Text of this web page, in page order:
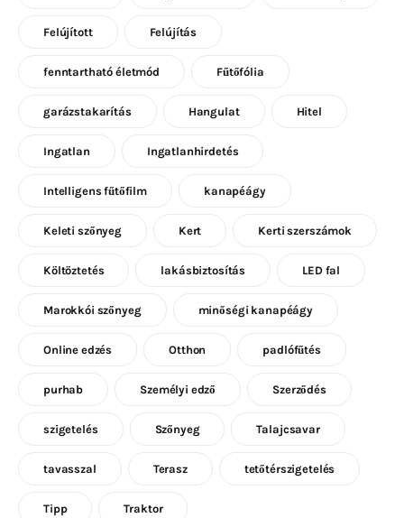
Felújított Felújítás
fenntartható életmód Fűtőfólia
garázstakarítás Hangulat Hitel
Ingatlan Ingatlanhirdetés
Intelligens fűtőfilm kanapéágy
Keleti szőnyeg Kert Kerti szerszámok
Költöztetés lakásbiztosítás LED fal
Marokkói szőnyeg minőségi kanapéágy
Online edzés Otthon padlófűtés
purhab Személyi edző Szerződés
szigetelés Szőnyeg Talajcsavar
tavasszal Terasz tetőtérszigetelés
Tipp Traktor